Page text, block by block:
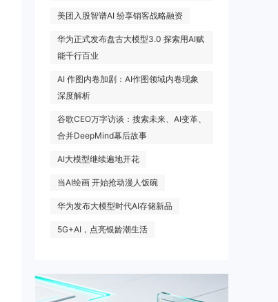
美团入股智谱AI 纷享销客战略融资
华为正式发布盘古大模型3.0 探索用AI赋
能千行百业
AI 作图内卷加剧：AI作图领域内卷现象
深度解析
谷歌CEO万字访谈：搜索未来、AI变革、
合并DeepMind幕后故事
AI大模型继续遍地开花
当AI绘画 开始抢动漫人饭碗
华为发布大模型时代AI存储新品
5G+AI，点亮银龄潮生活